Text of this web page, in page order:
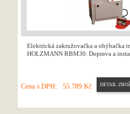
Elektrická zakružovačka a ohýbačka
HOLZMANN RBM30. Doprava a
Cena s DPH: 55.789 Kč DETAIL